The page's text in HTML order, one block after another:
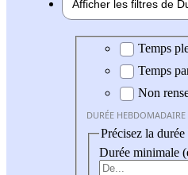
Afficher les filtres de
Durée
Temps
Temps
Non
DURÉE HEBDOMADAIRE
Précisez la
Durée minimale